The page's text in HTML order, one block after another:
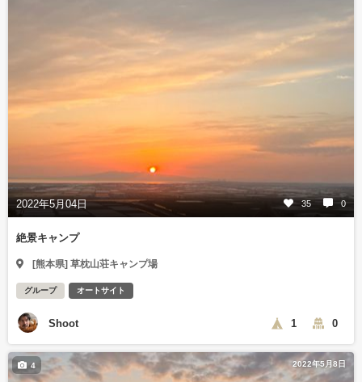
2022年5月04日 35 0
絶景キャンプ
[熊本県] 草枕山荘キャンプ場
グループ オートサイト
Shoot 1 0
2022年5月8日
4